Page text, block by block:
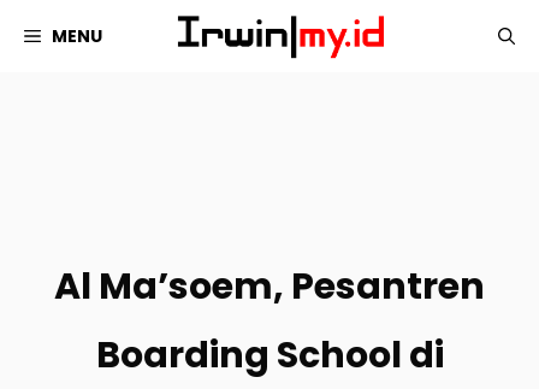
MENU
Al Ma’soem, Pesantren
Boarding School di